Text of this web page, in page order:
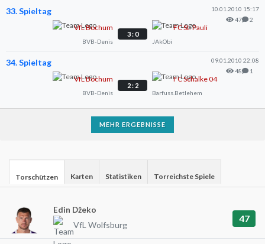
33. Spieltag
10.01.2010 15:17
47
2
VfL Bochum
BVB-Denis
3 : 0
FC St. Pauli
JAkObi
34. Spieltag
09.01.2010 22:08
48
1
VfL Bochum
BVB-Denis
2 : 2
FC Schalke 04
Barfuss.Betlehem
MEHR ERGEBNISSE
Torschützen Karten Statistiken Torreichste Spiele
Edin Džeko
VfL Wolfsburg
47